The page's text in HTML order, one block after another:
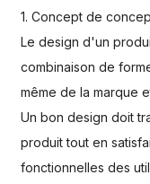
1. Concept de
Le design d'un
combinaison de
même de la marque
Un bon design doit
produit tout en
fonctionnelles des